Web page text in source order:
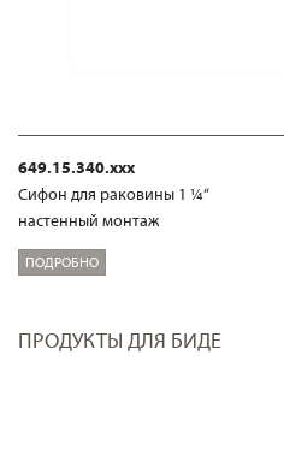
649.15.340.xxx
Сифон для раковины 1 ¼“
настенный монтаж
ПОДРОБНО
ПРОДУКТЫ ДЛЯ БИДЕ